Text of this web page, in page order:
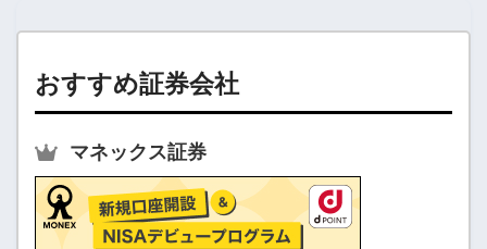
おすすめ証券会社
マネックス証券